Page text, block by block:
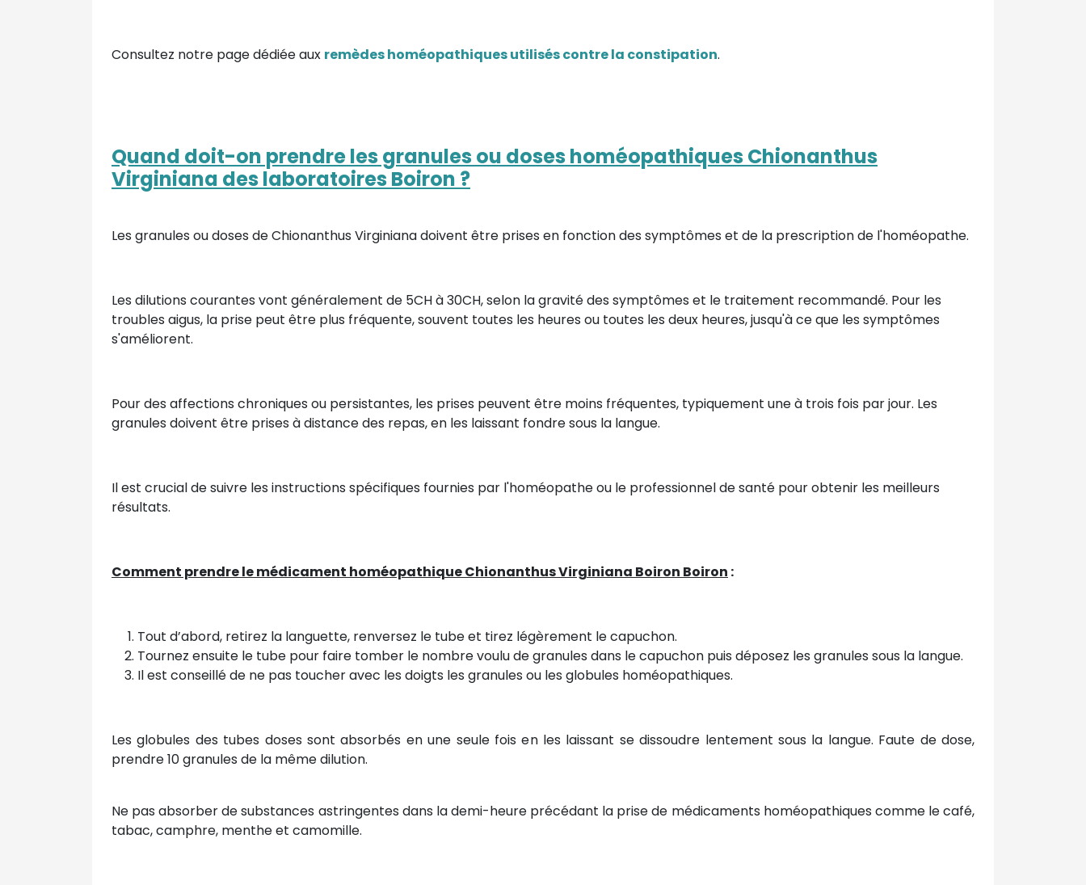
Consultez notre page dédiée aux remèdes homéopathiques utilisés contre la constipation.
Quand doit-on prendre les granules ou doses homéopathiques Chionanthus
Virginiana des laboratoires Boiron ?
Les granules ou doses de Chionanthus Virginiana doivent être prises en fonction des symptômes et de la prescription de l'homéopathe.
Les dilutions courantes vont généralement de 5CH à 30CH, selon la gravité des symptômes et le traitement recommandé. Pour les
troubles aigus, la prise peut être plus fréquente, souvent toutes les heures ou toutes les deux heures, jusqu'à ce que les symptômes
s'améliorent.
Pour des affections chroniques ou persistantes, les prises peuvent être moins fréquentes, typiquement une à trois fois par jour. Les
granules doivent être prises à distance des repas, en les laissant fondre sous la langue.
Il est crucial de suivre les instructions spécifiques fournies par l'homéopathe ou le professionnel de santé pour obtenir les meilleurs
résultats.
Comment prendre le médicament homéopathique Chionanthus Virginiana Boiron Boiron :
Tout d’abord, retirez la languette, renversez le tube et tirez légèrement le capuchon.
Tournez ensuite le tube pour faire tomber le nombre voulu de granules dans le capuchon puis déposez les granules sous la langue.
Il est conseillé de ne pas toucher avec les doigts les granules ou les globules homéopathiques.
Les globules des tubes doses sont absorbés en une seule fois en les laissant se dissoudre lentement sous la langue. Faute de dose,
prendre 10 granules de la même dilution.
Ne pas absorber de substances astringentes dans la demi-heure précédant la prise de médicaments homéopathiques comme le café,
tabac, camphre, menthe et camomille.